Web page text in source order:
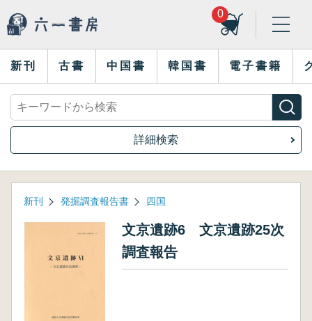
0
新刊 古書 中国書 韓国書 電子書籍
詳細検索
新刊 発掘調査報告書 四国
文京遺跡6 文京遺跡25次
調査報告